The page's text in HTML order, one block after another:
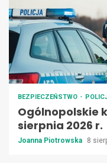
BEZPIECZEŃSTWO
Ogólnopolskie
sierpnia 2026 r.
Joanna Piotrowska 8